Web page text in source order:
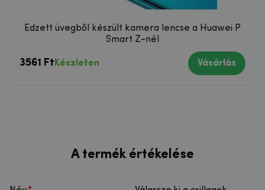
Edzett üvegből készült kamera lencse a Huawei P
Smart Z-nél
3561 Ft Készleten Vásárlás
A termék értékelése